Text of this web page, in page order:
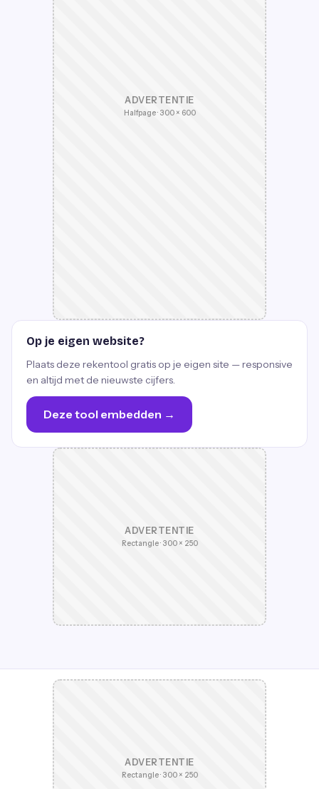
ADVERTENTIE
Halfpage · 300 × 600
Op je eigen website?
Plaats deze rekentool gratis op je eigen site — responsive
en altijd met de nieuwste cijfers.
Deze tool embedden →
ADVERTENTIE
Rectangle · 300 × 250
ADVERTENTIE
Rectangle · 300 × 250